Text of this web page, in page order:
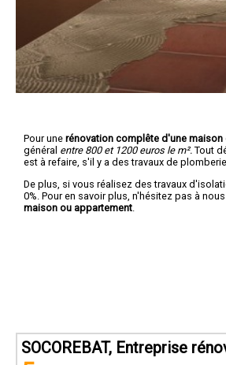
Pour une rénovation complête d'une
général entre 800 et 1200 euros le m². Tout
est à refaire, s'il y a des travaux de plomberie
De plus, si vous réalisez des travaux
0%. Pour en savoir plus, n'hésitez pas à
maison ou appartement
SOCOREBAT, Entreprise